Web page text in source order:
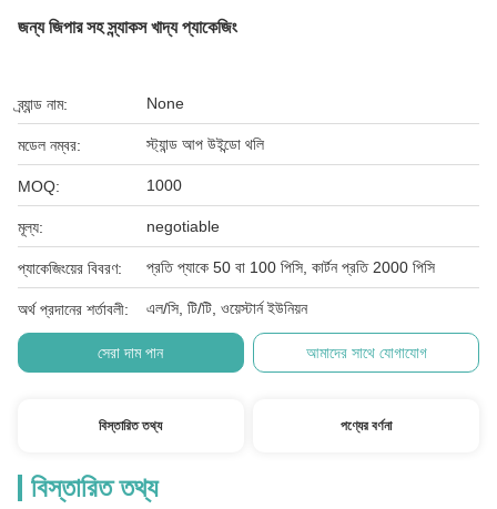
জন্য জিপার সহ স্ন্যাকস খাদ্য প্যাকেজিং
ব্র্যান্ড নাম: None
মডেল নম্বর: স্ট্যান্ড আপ উইন্ডো থলি
MOQ: 1000
মূল্য: negotiable
প্যাকেজিংয়ের বিবরণ: প্রতি প্যাকে 50 বা 100 পিসি, কার্টন প্রতি 2000 পিসি
অর্থ প্রদানের শর্তাবলী: এল/সি, টি/টি, ওয়েস্টার্ন ইউনিয়ন
সেরা দাম পান আমাদের সাথে যোগাযোগ
বিস্তারিত তথ্য পণ্যের বর্ণনা
বিস্তারিত তথ্য